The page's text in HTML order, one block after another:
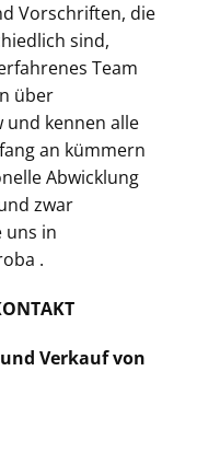
Vorschriften, die
sind,
Team
über
und kennen alle
an kümmern
Abwicklung
zwar
uns in
.
Verkauf von